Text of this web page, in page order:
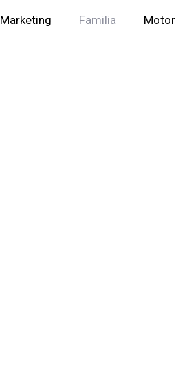
Marketing Familia Motor